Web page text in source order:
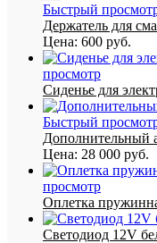
Быстрый
Держатель для
Цена: 600 руб.
просмотр
Сиденье для
Быстрый
Дополнительный
Цена: 28 000 руб.
просмотр
Оплетка
Светодиод 12V